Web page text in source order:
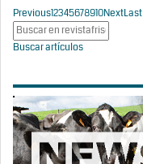
Previous12345678910NextLast
Buscar artículos